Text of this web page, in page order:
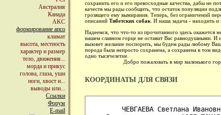
Австралия
Канада
AKC
формирование апсо
климат
высота, местность
характер и размер
тело, движения...
морда и прикус
голова, глаза, уши
ноги, хвост и...
выводы или...
Ссылки
Форум
E-mail
сохранить его и его превосходные качества, дабы не
качеств мы рады сообщить, что остаток популяции
грозящего ему вымирания. Теперь, без ограничений
описаний Тибетских собак . И наша задача - находить
Надеемся, что что-то из прочитанного здесь окажется
нашем славном горце не оставит Вас равнодушными. И
вызовет желание поспорить, мы будем рады любому
порода была непросто сохранена, а сохранена в том
одно тысячелетие.
Добро пожаловать в мир маленького
КООРДИНАТЫ ДЛЯ СВЯЗИ